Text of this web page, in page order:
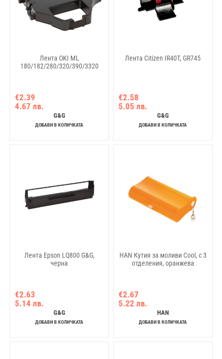
Лента OKI ML
180/182/280/320/390/3320
€2.39
4.67 лв.
G&G
ДОБАВИ В КОЛИЧКАТА
Лента Citizen IR40T, GR745
€2.58
5.05 лв.
G&G
ДОБАВИ В КОЛИЧКАТА
Лента Epson LQ800 G&G,
черна
€2.63
5.14 лв.
G&G
ДОБАВИ В КОЛИЧКАТА
HAN Кутия за моливи Cool, с 3
отделения, оранжева
€2.67
5.22 лв.
HAN
ДОБАВИ В КОЛИЧКАТА